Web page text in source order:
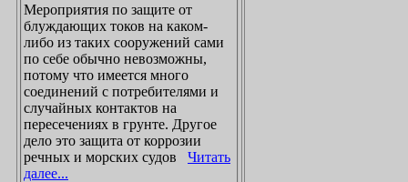
Мероприятия по защите от
блуждающих токов на каком-
либо из таких сооружений сами
по себе обычно невозможны,
потому что имеется много
соединений с потребителями и
случайных контактов на
пересечениях в грунте. Другое
дело это защита от коррозии
речных и морских судов Читать
далее...